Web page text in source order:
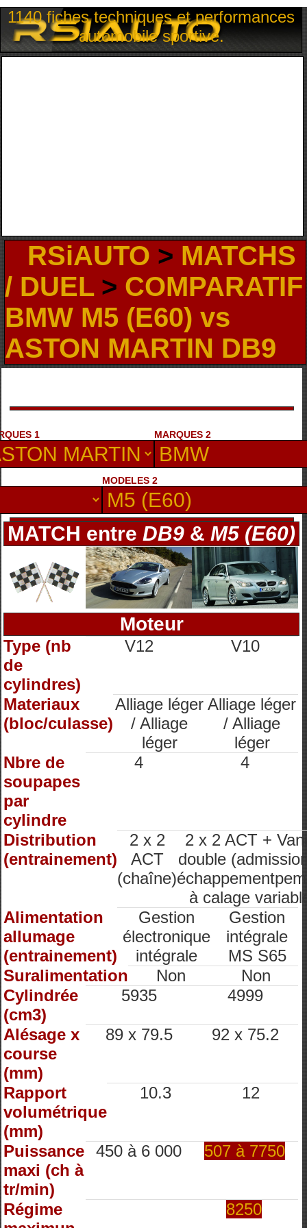
1140 fiches techniques et performances
automobile sportive.
RSiAUTO > MATCHS
/ DUEL> COMPARATIF
BMW M5 (E60) vs
ASTON MARTIN DB9
1 MARQUES 2
MODELES 2
MATCH entreDB9 &M5 (E60)
Moteur
Type (nb
de
cylindres)
V12 V10
Materiaux
(bloc/culasse)
Alliage léger
/ Alliage
léger
Alliage léger
/ Alliage
léger
Nbre de
soupapes
par
cylindre
4 4
Distribution
(entrainement)
2 x 2
ACT
(chaîne)
2 x 2 ACT +
double
à calage
Alimentation
allumage
(entrainement)
Gestion
électronique
intégrale
Gestion
intégrale
MS S65
Suralimentation
Non
Non
Cylindrée
(cm3)
5935 4999
Alésage x
course
(mm)
89 x 79.5 92 x 75.2
Rapport
volumétrique
(mm)
10.3 12
Puissance
maxi (ch à
tr/min)
450 à 6 000 507 à 7750
Régime
8250